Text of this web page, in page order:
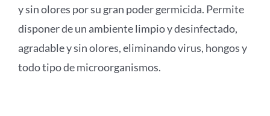
y sin olores por su gran poder germicida. Permite
disponer de un ambiente limpio y desinfectado,
agradable y sin olores, eliminando virus, hongos y
todo tipo de microorganismos.